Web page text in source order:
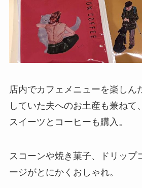
店内でカフェメニューを楽しん
していた夫へのお土産も兼ねて
スイーツとコーヒーも購入。
スコーンや焼き菓子、ドリップ
ージがとにかくおしゃれ。